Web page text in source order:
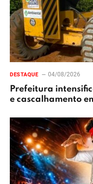
DESTAQUE 04/08/2026
Prefeitura
e cascalhamento